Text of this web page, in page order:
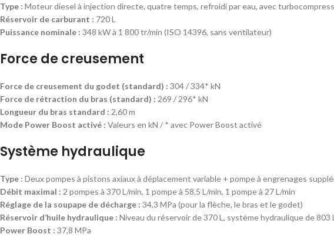
Type : Moteur diesel à injection directe, quatre temps, refroidi par eau, avec
Réservoir de carburant : 720 L
Puissance nominale : 348 kW à 1 800 tr/min (ISO 14396, sans ventilateur)
Force de creusement
Force de creusement du godet (standard) : 304 / 334* kN
Force de rétraction du bras (standard) : 269 / 296* kN
Longueur du bras standard : 2,60 m
Mode Power Boost activé : Valeurs en kN / * avec Power Boost activé
Système hydraulique
Type : Deux pompes à pistons axiaux à déplacement variable + pompe à engrenages
Débit maximal : 2 pompes à 370 L/min, 1 pompe à 58,5 L/min, 1 pompe à 27 L/min
Réglage de la soupape de décharge : 34,3 MPa (pour la flèche, le bras et le godet)
Réservoir d’huile hydraulique : Niveau du réservoir de 370 L, système hydraulique de 803 L
Power Boost : 37,8 MPa